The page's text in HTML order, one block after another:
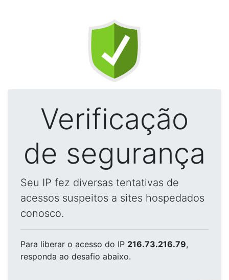
Verificação
de segurança
Seu IP fez diversas tentativas de
acessos suspeitos a sites hospedados
conosco.
Para liberar o acesso do IP 216.73.216.79,
responda ao desafio abaixo.